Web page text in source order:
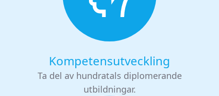
Kompetensutveckling
Ta del av hundratals diplomerande
utbildningar.